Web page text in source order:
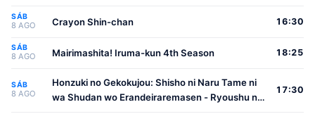
SÁB
8 AGO Crayon Shin-chan 16:30
SÁB
8 AGO Mairimashita! Iruma-kun 4th Season 18:25
SÁB
8 AGO
Honzuki no Gekokujou: Shisho ni Naru Tame ni
wa Shudan wo Erandeiraremasen - Ryoushu no
17:30